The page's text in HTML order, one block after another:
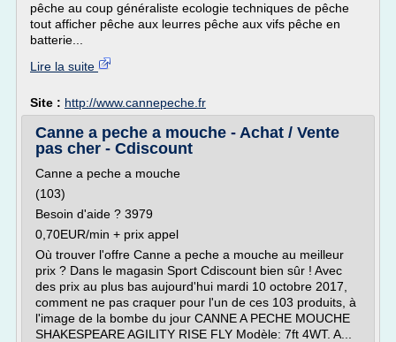
pêche au coup généraliste ecologie techniques de pêche
tout afficher pêche aux leurres pêche aux vifs pêche en
batterie...
Lire la suite
Site : http://www.cannepeche.fr
Canne a peche a mouche - Achat / Vente
pas cher - Cdiscount
Canne a peche a mouche
(103)
Besoin d'aide ? 3979
0,70EUR/min + prix appel
Où trouver l'offre Canne a peche a mouche au meilleur
prix ? Dans le magasin Sport Cdiscount bien sûr ! Avec
des prix au plus bas aujourd'hui mardi 10 octobre 2017,
comment ne pas craquer pour l'un de ces 103 produits, à
l'image de la bombe du jour CANNE A PECHE MOUCHE
SHAKESPEARE AGILITY RISE FLY Modèle: 7ft 4WT. A...